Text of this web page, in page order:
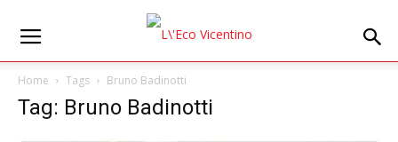
Home Tags Bruno Badinotti
Tag: Bruno Badinotti